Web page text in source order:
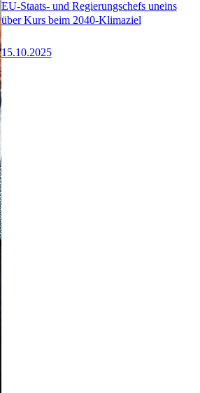
EU-Staats- und Regierungschefs uneins
über Kurs beim 2040-Klimaziel
15.10.2025